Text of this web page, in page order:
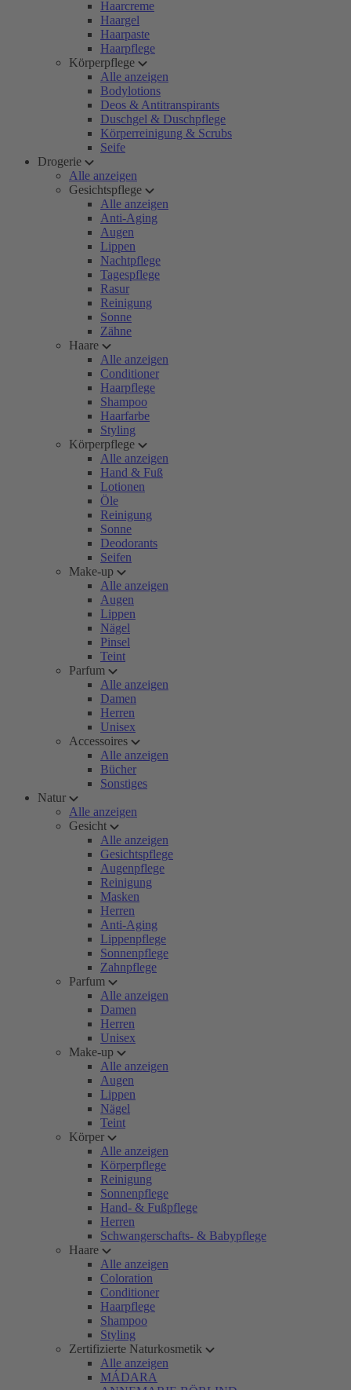
Haarcreme
Haargel
Haarpaste
Haarpflege
Körperpflege
Alle anzeigen
Bodylotions
Deos & Antitranspirants
Duschgel & Duschpflege
Körperreinigung & Scrubs
Seife
Drogerie
Alle anzeigen
Gesichtspflege
Alle anzeigen
Anti-Aging
Augen
Lippen
Nachtpflege
Tagespflege
Rasur
Reinigung
Sonne
Zähne
Haare
Alle anzeigen
Conditioner
Haarpflege
Shampoo
Haarfarbe
Styling
Körperpflege
Alle anzeigen
Hand & Fuß
Lotionen
Öle
Reinigung
Sonne
Deodorants
Seifen
Make-up
Alle anzeigen
Augen
Lippen
Nägel
Pinsel
Teint
Parfum
Alle anzeigen
Damen
Herren
Unisex
Accessoires
Alle anzeigen
Bücher
Sonstiges
Natur
Alle anzeigen
Gesicht
Alle anzeigen
Gesichtspflege
Augenpflege
Reinigung
Masken
Herren
Anti-Aging
Lippenpflege
Sonnenpflege
Zahnpflege
Parfum
Alle anzeigen
Damen
Herren
Unisex
Make-up
Alle anzeigen
Augen
Lippen
Nägel
Teint
Körper
Alle anzeigen
Körperpflege
Reinigung
Sonnenpflege
Hand- & Fußpflege
Herren
Schwangerschafts- & Babypflege
Haare
Alle anzeigen
Coloration
Conditioner
Haarpflege
Shampoo
Styling
Zertifizierte Naturkosmetik
Alle anzeigen
MÁDARA